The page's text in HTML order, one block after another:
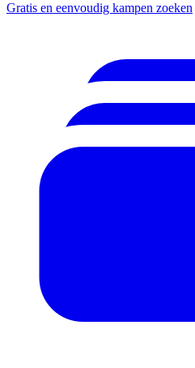
Gratis en eenvoudig kampen zoeken